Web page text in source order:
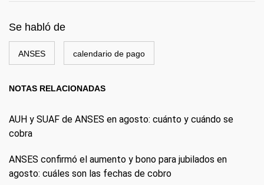
Se habló de
ANSES calendario de pago
NOTAS RELACIONADAS
AUH y SUAF de ANSES en agosto: cuánto y cuándo se
cobra
ANSES confirmó el aumento y bono para jubilados en
agosto: cuáles son las fechas de cobro